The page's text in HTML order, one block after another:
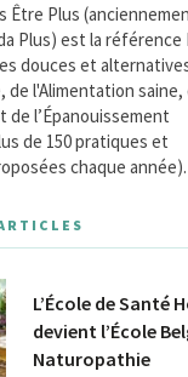
Être Plus
Plus) est la référence
douces et
de l'Alimentation saine,
de l’Épanouissement
de 150 pratiques et
chaque année).
L’École de Santé
devient l’École
Naturopathie